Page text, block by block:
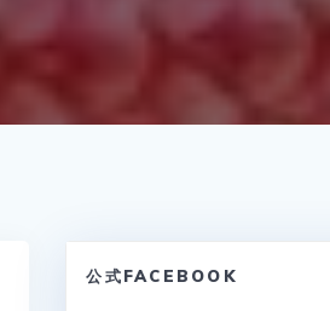
公式FACEBOOK